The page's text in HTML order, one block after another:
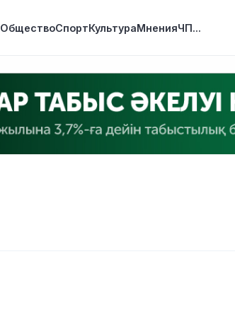
ОбществоСпортКультураМненияЧП...